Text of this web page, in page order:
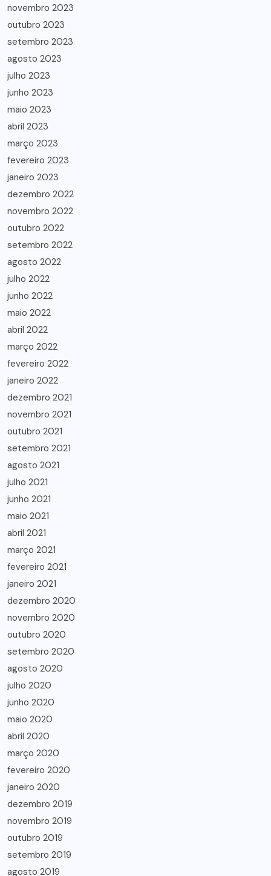
novembro 2023
outubro 2023
setembro 2023
agosto 2023
julho 2023
junho 2023
maio 2023
abril 2023
março 2023
fevereiro 2023
janeiro 2023
dezembro 2022
novembro 2022
outubro 2022
setembro 2022
agosto 2022
julho 2022
junho 2022
maio 2022
abril 2022
março 2022
fevereiro 2022
janeiro 2022
dezembro 2021
novembro 2021
outubro 2021
setembro 2021
agosto 2021
julho 2021
junho 2021
maio 2021
abril 2021
março 2021
fevereiro 2021
janeiro 2021
dezembro 2020
novembro 2020
outubro 2020
setembro 2020
agosto 2020
julho 2020
junho 2020
maio 2020
abril 2020
março 2020
fevereiro 2020
janeiro 2020
dezembro 2019
novembro 2019
outubro 2019
setembro 2019
agosto 2019